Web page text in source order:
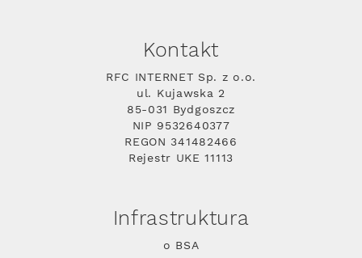
Kontakt
RFC INTERNET Sp. z o.o.
ul. Kujawska 2
85-031 Bydgoszcz
NIP 9532640377
REGON 341482466
Rejestr UKE 11113
Infrastruktura
o BSA